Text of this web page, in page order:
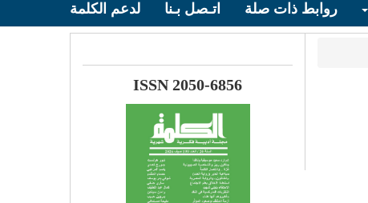
روابط ذات صلة اتـصل بـنا لدعم الكلمة
ISSN 2050-6856